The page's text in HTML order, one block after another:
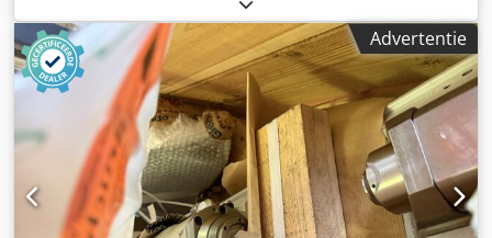
Dkedpoztfxpefx Aquer Besturing: Grundig Serienummer:
0209 4 laadmeters
Advertentie